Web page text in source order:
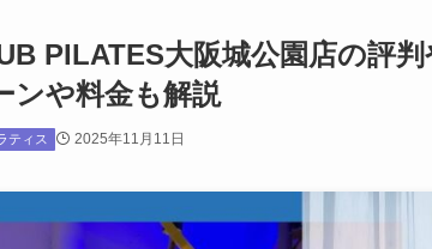
PILATES大阪城公園店の評
ンや料金も解説
ティス 2025年11月11日